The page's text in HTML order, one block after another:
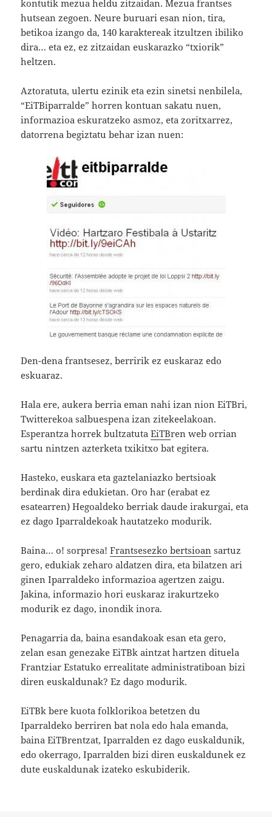
kontutik mezua heldu zitzaidan. Mezua frantses
hutsean zegoen. Neure buruari esan nion, tira,
betikoa izango da, 140 karaktereak itzultzen ibiliko
dira… eta ez, ez zitzaidan euskarazko “txiorik”
heltzen.
Aztoratuta, ulertu ezinik eta ezin sinetsi nenbilela,
“EiTBiparralde” horren kontuan sakatu nuen,
informazioa eskuratzeko asmoz, eta zoritxarrez,
datorrena begiztatu behar izan nuen:
Den-dena frantsesez, berririk ez euskaraz edo
eskuaraz.
Hala ere, aukera berria eman nahi izan nion EiTBri,
Twitterekoa salbuespena izan zitekeelakoan.
Esperantza horrek bultzatutaEiTBren web orrian
sartu nintzen azterketa txikitxo bat egitera.
Hasteko, euskara eta gaztelaniazko bertsioak
berdinak dira edukietan. Oro har (erabat ez
esatearren) Hegoaldeko berriak daude irakurgai, eta
ez dago Iparraldekoak hautatzeko modurik.
Baina… o! sorpresa!Frantsesezko bertsioan sartuz
gero, edukiak zeharo aldatzen dira, eta bilatzen ari
ginen Iparraldeko informazioa agertzen zaigu.
Jakina, informazio hori euskaraz irakurtzeko
modurik ez dago, inondik inora.
Penagarria da, baina esandakoak esan eta gero,
zelan esan genezake EiTBk aintzat hartzen dituela
Frantziar Estatuko errealitate administratiboan bizi
diren euskaldunak? Ez dago modurik.
EiTBk bere kuota folklorikoa betetzen du
Iparraldeko berriren bat nola edo hala emanda,
baina EiTBrentzat, Iparralden ez dago euskaldunik,
edo okerrago, Iparralden bizi diren euskaldunek ez
dute euskaldunak izateko eskubiderik.